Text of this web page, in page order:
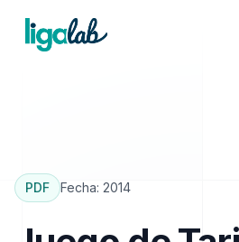
PDF Fecha: 2014